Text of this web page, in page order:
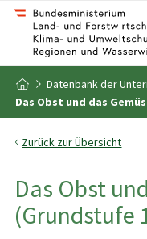
Zum Inhalt
Zum
Zur Startseite
Datenbank der
Das Obst und das
Zurück zur Übersicht
Das Obst
(Grundstufe